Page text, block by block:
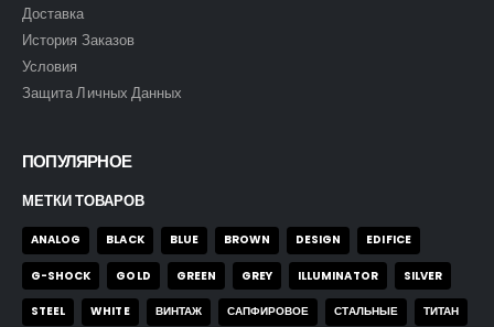
Доставка
История Заказов
Условия
Защита Личных Данных
ПОПУЛЯРНОЕ
МЕТКИ ТОВАРОВ
ANALOG BLACK BLUE BROWN DESIGN EDIFICE
G-SHOCK GOLD GREEN GREY ILLUMINATOR SILVER
STEEL WHITE ВИНТАЖ САПФИРОВОЕ СТАЛЬНЫЕ ТИТАН